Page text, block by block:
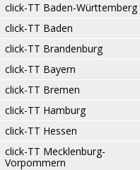
click-TT Baden-Württemberg
click-TT Baden
click-TT Brandenburg
click-TT Bayern
click-TT Bremen
click-TT Hamburg
click-TT Hessen
click-TT Mecklenburg-
Vorpommern